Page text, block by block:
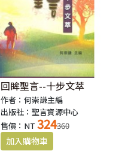
回眸聖言--十步文萃
作者：何崇謙主編
出版社：聖言資源中心
售價：NT 324360